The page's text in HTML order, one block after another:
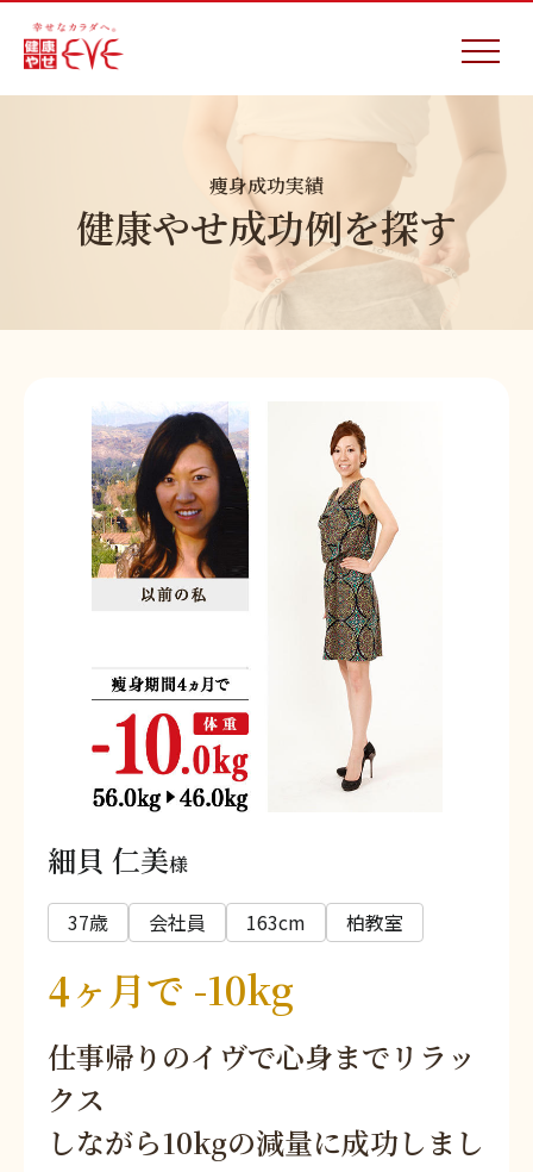
痩身成功実績
健康やせ成功例を探す
細貝 仁美様
37歳 会社員 163cm 柏教室
4ヶ月で -10kg
仕事帰りのイヴで心身までリラッ
クス
しながら10kgの減量に成功しまし